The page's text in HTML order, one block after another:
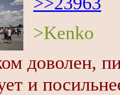
>Kenko
доволен,
и